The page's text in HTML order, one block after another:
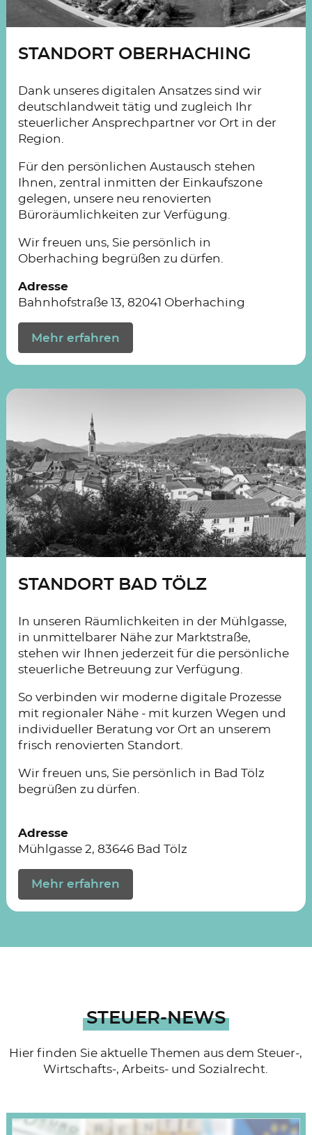
STANDORT OBERHACHING
Dank unseres digitalen Ansatzes sind wir
deutschlandweit tätig und zugleich Ihr
steuerlicher Ansprechpartner vor Ort in der
Region.
Für den persönlichen Austausch stehen
Ihnen, zentral inmitten der Einkaufszone
gelegen, unsere neu renovierten
Büroräumlichkeiten zur Verfügung.
Wir freuen uns, Sie persönlich in
Oberhaching begrüßen zu dürfen.
Adresse
Bahnhofstraße 13, 82041 Oberhaching
Mehr erfahren
STANDORT BAD TÖLZ
In unseren Räumlichkeiten in der Mühlgasse,
in unmittelbarer Nähe zur Marktstraße,
stehen wir Ihnen jederzeit für die persönliche
steuerliche Betreuung zur Verfügung.
So verbinden wir moderne digitale Prozesse
mit regionaler Nähe - mit kurzen Wegen und
individueller Beratung vor Ort an unserem
frisch renovierten Standort.
Wir freuen uns, Sie persönlich in Bad Tölz
begrüßen zu dürfen.
Adresse
Mühlgasse 2, 83646 Bad Tölz
Mehr erfahren
STEUER-NEWS
Hier finden Sie aktuelle Themen aus dem Steuer-,
Wirtschafts-, Arbeits- und Sozialrecht.